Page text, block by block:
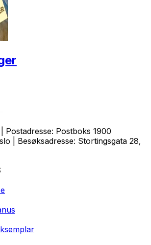
| Postadresse: Postboks 1900
| Besøksadresse: Stortingsgata 28,